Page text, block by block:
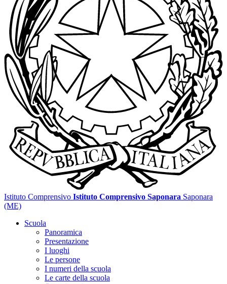
Istituto Comprensivo Istituto Comprensivo Saponara Saponara
(ME)
Scuola
Panoramica
Presentazione
I luoghi
Le persone
I numeri della scuola
Le carte della scuola